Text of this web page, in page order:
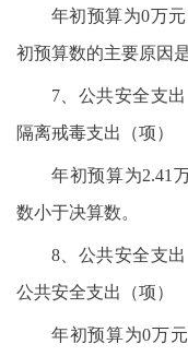
年初预算为0万
初预算数的主要原因
7、公共安全支
隔离戒毒支出（项）
年初预算为2.41
数小于决算数。
8、公共安全支
公共安全支出（项）
年初预算为0万